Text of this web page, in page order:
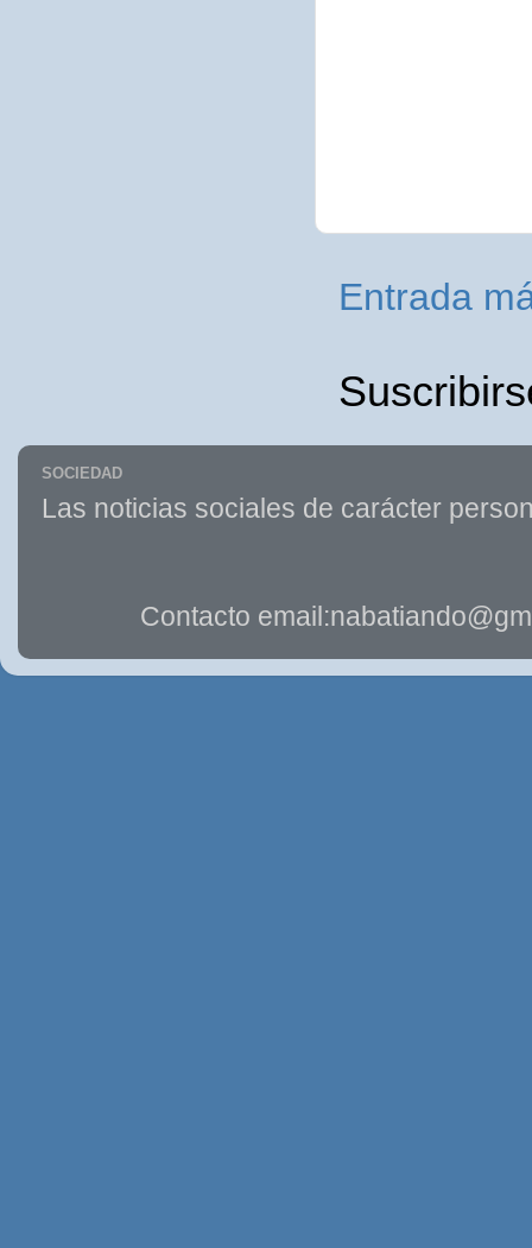
Entrada
SOCIEDAD
Las noticias sociales de carácter
Contacto